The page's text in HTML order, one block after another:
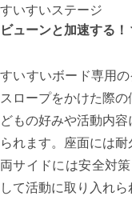
すいすいステージ
ビューンと加速する！
すいすいボード専用
スロープをかけた際
どもの好みや活動内
られます。座面には耐
両サイドには安全対
して活動に取り入れら